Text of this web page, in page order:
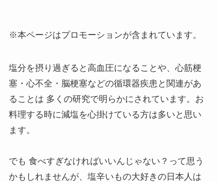
※本ページはプロモーションが含まれています。
塩分を摂り過ぎると高血圧になることや、⼼筋梗
塞・⼼不全・脳梗塞などの循環器疾患と関連があ
ることは 多くの研究で明らかにされています。お
料理する時に減塩を心掛けている方は多いと思い
ます。
でも 食べすぎなければいいんじゃない？って思う
かもしれませんが、塩辛いもの大好きの日本人は